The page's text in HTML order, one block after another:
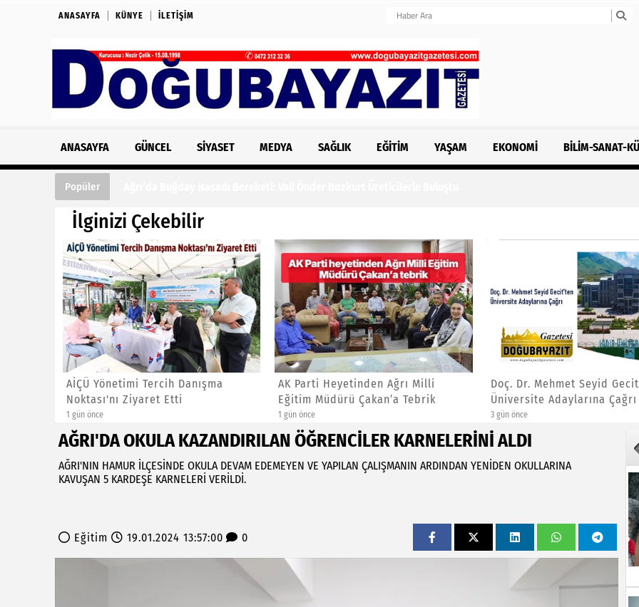
ANASAYFA KÜNYE İLETIŞIM
ANASAYFA GÜNCEL SIYASET MEDYA SAĞLIK EĞITIM YAŞAM EKONOMI BILIM-SANAT-
Popüler
İlginizi Çekebilir
AİÇÜ Yönetimi Tercih Danışma
Noktası'nı Ziyaret Etti
1 gün önce
AK Parti Heyetinden Ağrı Milli
Eğitim Müdürü Çakan’a Tebrik
1 gün önce
Doç. Dr. Mehmet Seyid
Üniversite Adaylarına Çağrı
3 gün önce
AĞRI'DA OKULA KAZANDIRILAN ÖĞRENCİLER KARNELERİNİ ALDI
AĞRI'NIN HAMUR İLÇESİNDE OKULA DEVAM EDEMEYEN VE YAPILAN ÇALIŞMANIN ARDINDAN YENİDEN OKULLARINA
KAVUŞAN 5 KARDEŞE KARNELERİ VERİLDİ.
Eğitim 19.01.2024 13:57:00 0